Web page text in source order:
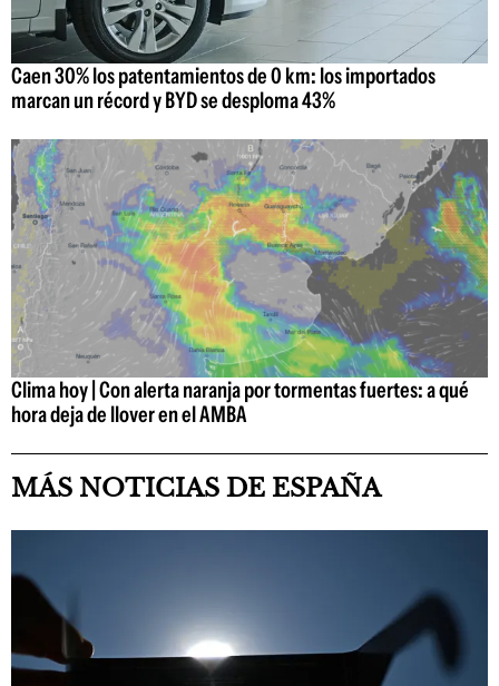
Caen 30% los patentamientos de 0 km: los importados
marcan un récord y BYD se desploma 43%
Clima hoy | Con alerta naranja por tormentas fuertes: a qué
hora deja de llover en el AMBA
MÁS NOTICIAS DE ESPAÑA